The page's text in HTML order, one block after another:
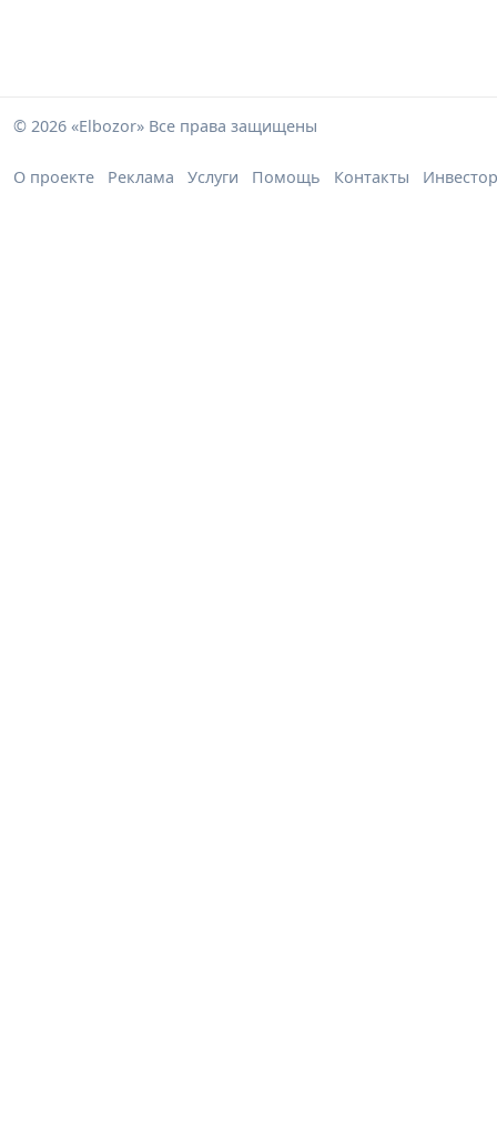
© 2026 «Elbozor» Все права защищены
О проекте Реклама Услуги Помощь Контакты